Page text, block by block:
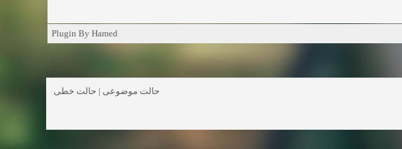
Plugin By Hamed
حالت موضوعی | حالت خطی